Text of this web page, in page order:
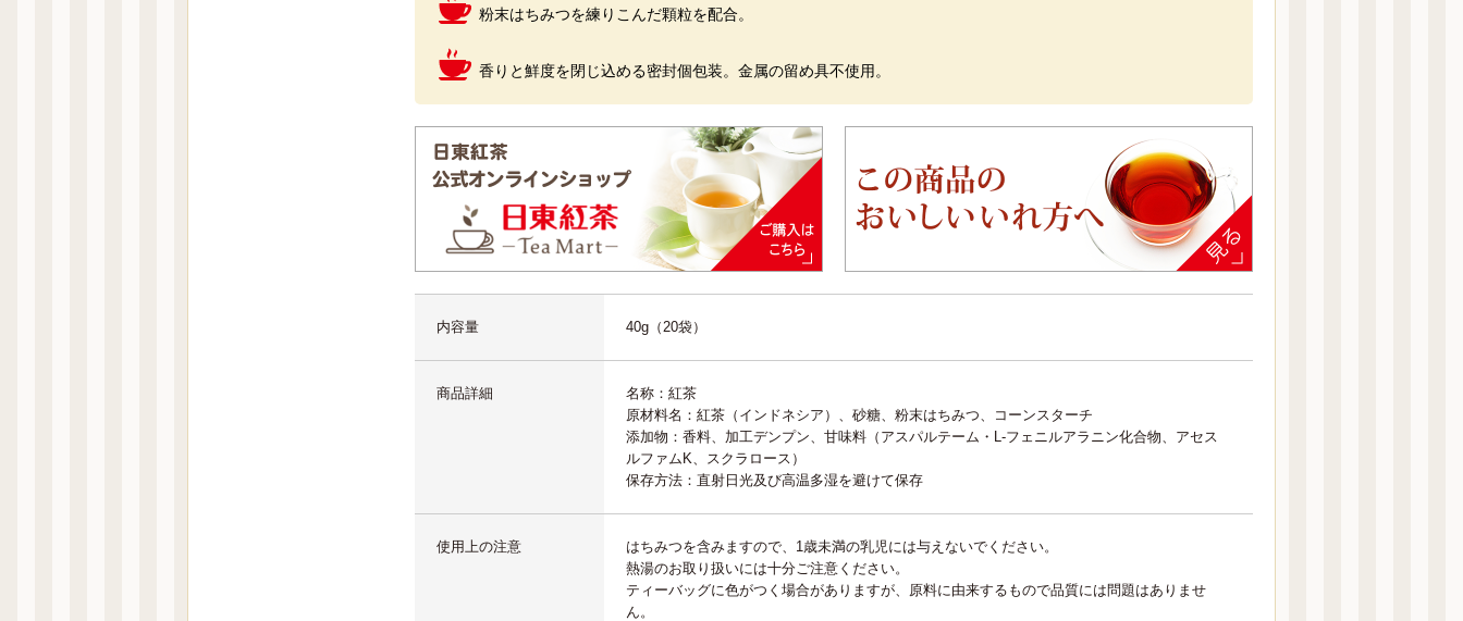
粉末はちみつを練りこんだ顆粒を配合。
香りと鮮度を閉じ込める密封個包装。金属の留め具不使用。
内容量 40g（20袋）
商品詳細
名称：紅茶
原材料名：紅茶（インドネシア）、砂糖、粉末はちみつ、コーンスターチ
添加物：香料、加工デンプン、甘味料（アスパルテーム・L-フェニルアラニン化合物、アセス
ルファムK、スクラロース）
保存方法：直射日光及び高温多湿を避けて保存
使用上の注意
はちみつを含みますので、1歳未満の乳児には与えないでください。
熱湯のお取り扱いには十分ご注意ください。
ティーバッグに色がつく場合がありますが、原料に由来するもので品質には問題はありませ
ん。